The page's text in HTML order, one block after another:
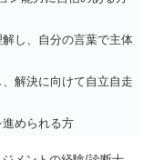
し、自分の言葉で主体
解決に向けて自立自走
進められる方